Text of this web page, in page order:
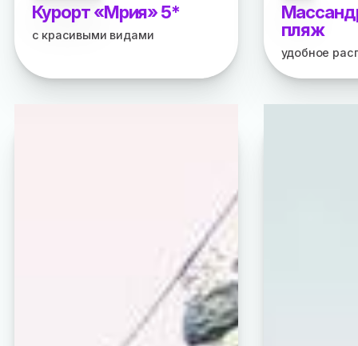
Курорт «Мрия» 5*
с красивыми видами
пляж
удобное